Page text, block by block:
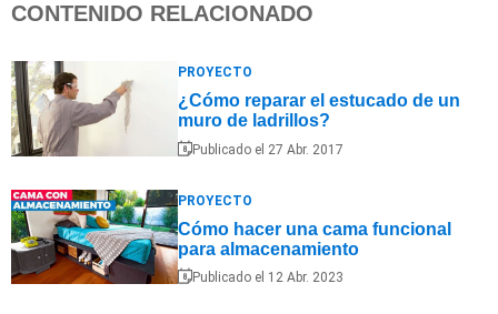
CONTENIDO RELACIONADO
PROYECTO
¿Cómo reparar el estucado de un
muro de ladrillos?
Publicado el 27 Abr. 2017
PROYECTO
Cómo hacer una cama funcional
para almacenamiento
Publicado el 12 Abr. 2023